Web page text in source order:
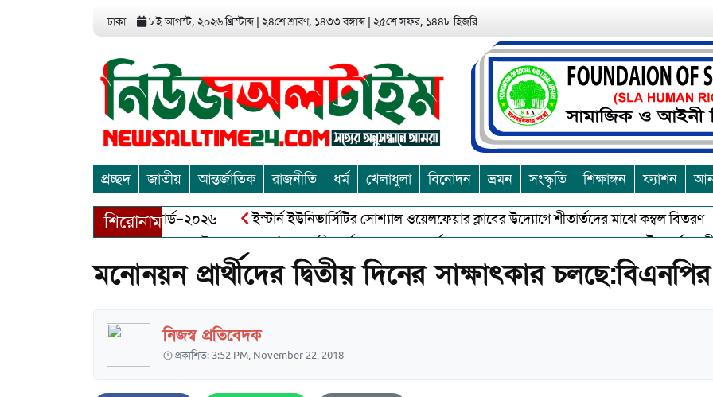
ঢাকা ৮ই আগস্ট, ২০২৬ খ্রিস্টাব্দ ২৪শে শ্রাবণ, ১৪৩৩ বঙ্গাব্দ ২৫শে সফর, ১৪৪৮ হিজরি
প্রচ্ছদ জাতীয় আন্তর্জাতিক রাজনীতি ধর্ম খেলাধুলা বিনোদন ভ্রমন সংস্কৃতি শিক্ষাঙ্গন ফ্যাশন
শিরোনাম
এন্ড এন্ট্রাপ্রেনিয়র অ্যাওয়ার্ড–২০২৬ ইস্টার্ন ইউনিভার্সিটির সোশ্যাল ওয়েলফেয়ার ক্লাবের উদ্যোগে শীতার্তদের মাঝে কম্বল বিতরণ
মুক্তিযোদ্ধা আব্দুল খালেক এর ইন্তেকাল
আত্মশুদ্ধি অর্জন ও অশুভকে বর্জন করে সত্য,সুন্দরকে বরনে কলাপাড়ায় বৌদ্ধ ধর্মাবলম্বীদের
মনোনয়ন প্রার্থীদের দ্বিতীয় দিনের সাক্ষাৎকার চলছে:বিএনপির
নিজস্ব প্রতিবেদক
প্রকাশিত: 3:52 PM, November 22, 2018